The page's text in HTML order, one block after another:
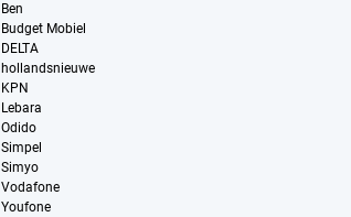
Ben
Budget Mobiel
DELTA
hollandsnieuwe
KPN
Lebara
Odido
Simpel
Simyo
Vodafone
Youfone